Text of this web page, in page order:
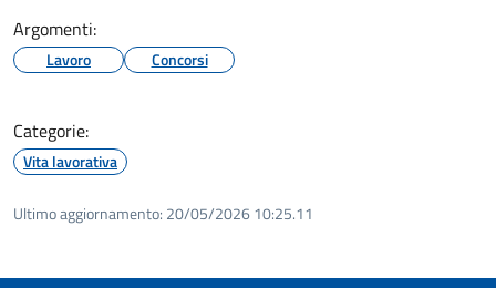
Argomenti:
Lavoro Concorsi
Categorie:
Vita lavorativa
Ultimo aggiornamento: 20/05/2026 10:25.11